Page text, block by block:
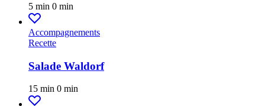
5 min 0 min
Accompagnements
Recette
Salade Waldorf
15 min 0 min